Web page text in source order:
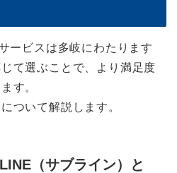
ービスは多岐にわたります
て選ぶことで、より満足度
す。
ついて解説します。
（サブライン）と